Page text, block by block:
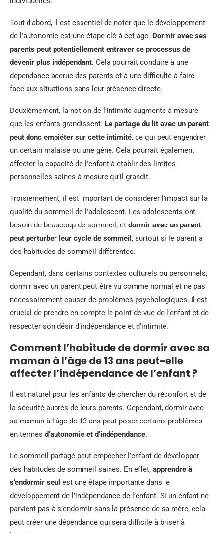
Tout d’abord, il est essentiel de noter que le développement
de l’autonomie est une étape clé à cet âge. Dormir avec ses
parents peut potentiellement entraver ce processus de
devenir plus indépendant. Cela pourrait conduire à une
dépendance accrue des parents et à une difficulté à faire
face aux situations sans leur présence directe.
Deuxièmement, la notion de l’intimité augmente à mesure
que les enfants grandissent. Le partage du lit avec un parent
peut donc empiéter sur cette intimité, ce qui peut engendrer
un certain malaise ou une gêne. Cela pourrait également
affecter la capacité de l’enfant à établir des limites
personnelles saines à mesure qu’il grandit.
Troisièmement, il est important de considérer l’impact sur la
qualité du sommeil de l’adolescent. Les adolescents ont
besoin de beaucoup de sommeil, et dormir avec un parent
peut perturber leur cycle de sommeil , surtout si le parent a
des habitudes de sommeil différentes.
Cependant, dans certains contextes culturels ou personnels,
dormir avec un parent peut être vu comme normal et ne pas
nécessairement causer de problèmes psychologiques. Il est
crucial de prendre en compte le point de vue de l’enfant et de
respecter son désir d’indépendance et d’intimité.
Comment l’habitude de dormir avec sa
maman à l’âge de 13 ans peut-elle
affecter l’indépendance de l’enfant ?
Il est naturel pour les enfants de chercher du réconfort et de
la sécurité auprès de leurs parents. Cependant, dormir avec
sa maman à l’âge de 13 ans peut poser certains problèmes
en termes d’autonomie et d’indépendance.
Le sommeil partagé peut empêcher l’enfant de développer
des habitudes de sommeil saines. En effet, apprendre à
s’endormir seul est une étape importante dans le
développement de l’indépendance de l’enfant. Si un enfant ne
parvient pas à s’endormir sans la présence de sa mère, cela
peut créer une dépendance qui sera difficile à briser à